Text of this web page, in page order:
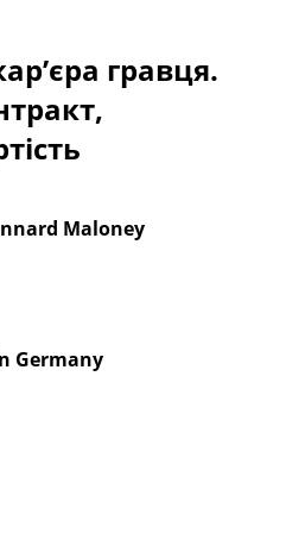
Ліга
Турнирні таблиці
гравця.
Maloney
Germany